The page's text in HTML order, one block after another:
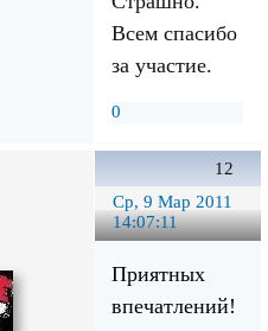
Всем спасибо
за участие.
0
12
Ср, 9 Мар 2011
14:07:11
Приятных
впечатлений!